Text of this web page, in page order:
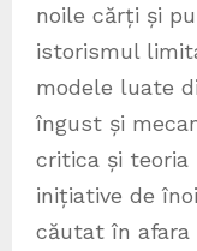
noile cărți și
istorismul
modele luate
îngust și
critica și
inițiative de
căutat în afara